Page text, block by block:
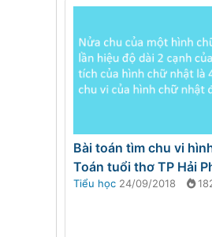
Bài toán tìm chu vi
Toán tuổi thơ TP Hải
Tiểu học 24/09/2018